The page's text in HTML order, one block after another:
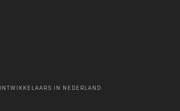
IN NEDERLAND